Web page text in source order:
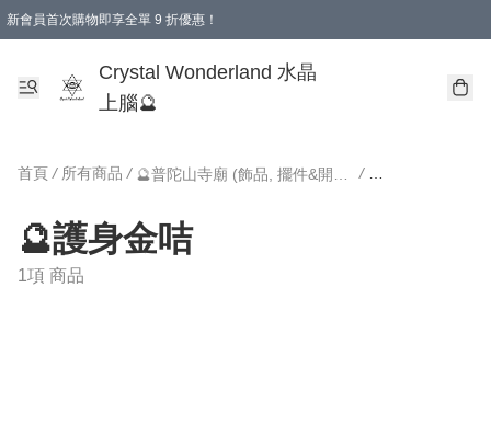
新會員首次購物即享全單 9 折優惠！
Crystal Wonderland 水晶
上腦🔮
首頁 / 所有商品 / /
🔮護身金咭
1項 商品